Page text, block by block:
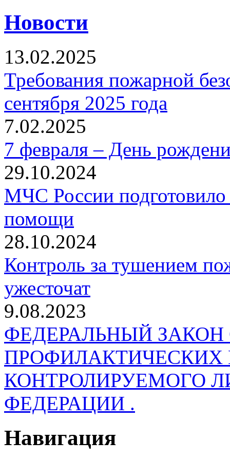
Новости
13.02.2025
Требования пожарной
сентября 2025 года
7.02.2025
7 февраля – День
29.10.2024
МЧС России
помощи
28.10.2024
Контроль за тушением
ужесточат
9.08.2023
ФЕДЕРАЛЬНЫЙ
КОНТРОЛИРУЕМОГО
ФЕДЕРАЦИИ .
Навигация